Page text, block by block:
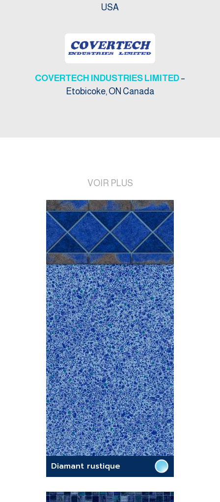
USA
COVERTECH INDUSTRIES LIMITED–
Etobicoke, ON Canada
VOIR PLUS
Diamant rustique